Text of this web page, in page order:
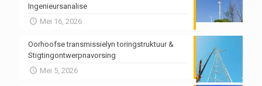
Ingenieursanalise
Mei 16, 2026
Oorhoofse transmissielyn toringstruktuur &
Stigtingontwerpnavorsing
Mei 5, 2026